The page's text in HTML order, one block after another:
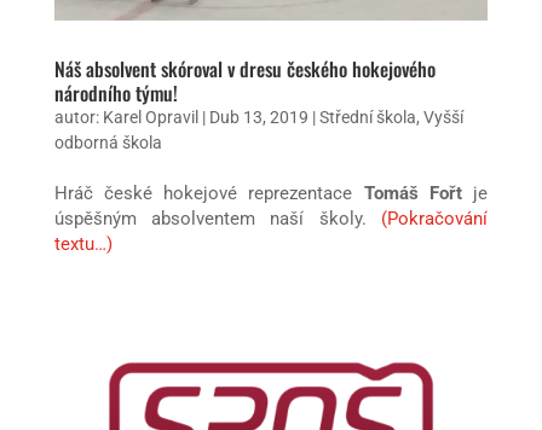
Náš absolvent skóroval v dresu českého hokejového
národního týmu!
autor: Karel Opravil | Dub 13, 2019 |Střední škola, Vyšší
odborná škola
Hráč české hokejové reprezentace Tomáš Fořtje
úspěšným absolventem naší školy. (Pokračování
textu…)